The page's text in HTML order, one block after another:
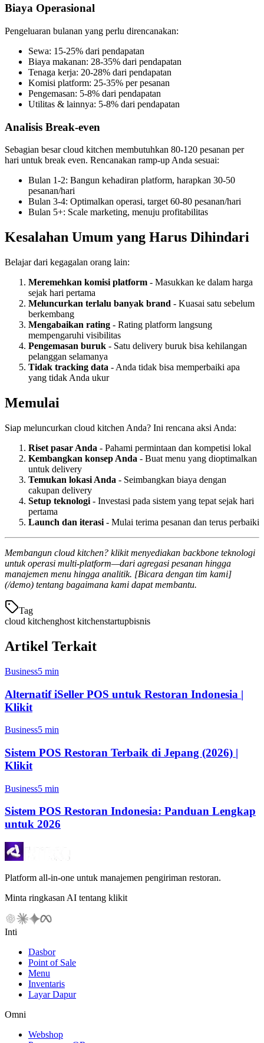
Biaya Operasional
Pengeluaran bulanan yang perlu direncanakan:
Sewa: 15-25% dari pendapatan
Biaya makanan: 28-35% dari pendapatan
Tenaga kerja: 20-28% dari pendapatan
Komisi platform: 25-35% per pesanan
Pengemasan: 5-8% dari pendapatan
Utilitas & lainnya: 5-8% dari pendapatan
Analisis Break-even
Sebagian besar cloud kitchen membutuhkan 80-120 pesanan per
hari untuk break even. Rencanakan ramp-up Anda sesuai:
Bulan 1-2: Bangun kehadiran platform, harapkan 30-50
pesanan/hari
Bulan 3-4: Optimalkan operasi, target 60-80 pesanan/hari
Bulan 5+: Scale marketing, menuju profitabilitas
Kesalahan Umum yang Harus Dihindari
Belajar dari kegagalan orang lain:
Meremehkan komisi platform - Masukkan ke dalam harga
sejak hari pertama
Meluncurkan terlalu banyak brand - Kuasai satu sebelum
berkembang
Mengabaikan rating - Rating platform langsung
mempengaruhi visibilitas
Pengemasan buruk - Satu delivery buruk bisa kehilangan
pelanggan selamanya
Tidak tracking data - Anda tidak bisa memperbaiki apa
yang tidak Anda ukur
Memulai
Siap meluncurkan cloud kitchen Anda? Ini rencana aksi Anda:
Riset pasar Anda - Pahami permintaan dan kompetisi lokal
Kembangkan konsep Anda - Buat menu yang dioptimalkan
untuk delivery
Temukan lokasi Anda - Seimbangkan biaya dengan
cakupan delivery
Setup teknologi - Investasi pada sistem yang tepat sejak hari
pertama
Launch dan iterasi - Mulai terima pesanan dan terus perbaiki
Membangun cloud kitchen? klikit menyediakan backbone teknologi
untuk operasi multi-platform—dari agregasi pesanan hingga
manajemen menu hingga analitik. [Bicara dengan tim kami]
(/demo) tentang bagaimana kami dapat membantu.
Tag
cloud kitchenghost kitchenstartupbisnis
Artikel Terkait
Business5 min
Alternatif iSeller POS untuk Restoran Indonesia |
Klikit
Business5 min
Sistem POS Restoran Terbaik di Jepang (2026) |
Klikit
Business5 min
Sistem POS Restoran Indonesia: Panduan Lengkap
untuk 2026
Platform all-in-one untuk manajemen pengiriman restoran.
Minta ringkasan AI tentang klikit
Inti
Dasbor
Point of Sale
Menu
Inventaris
Layar Dapur
Omni
Webshop